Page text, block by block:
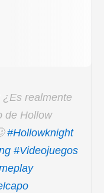
realmente
de Hollow
#Hollowknight
#Videojuegos